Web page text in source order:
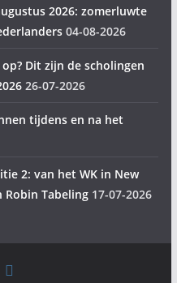
2026: zomerluwte
04-08-2026
Dit zijn de scholingen
26-07-2026
tijdens en na het
2: van het WK in New
Robin Tabeling 17-07-2026